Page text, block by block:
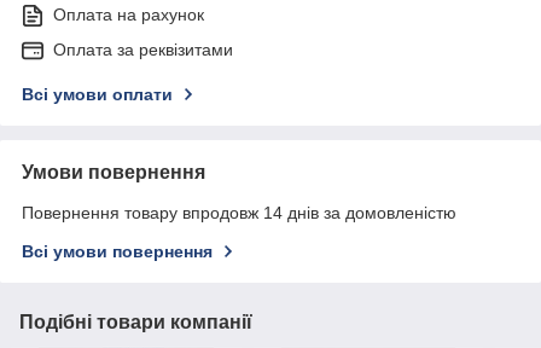
Оплата на рахунок
Оплата за реквізитами
Всі умови оплати
Умови повернення
Повернення товару впродовж 14 днів за домовленістю
Всі умови повернення
Подібні товари компанії